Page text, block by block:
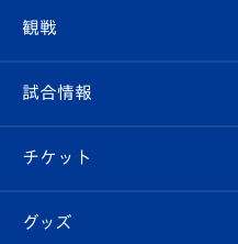
クラブ
試合情報
チケット
クラブ概要
エンブレム紹介
観戦
観戦ルール
はじめての観戦ガイド
試合情報
試合日程/結果
チケット
チケット
グッズ